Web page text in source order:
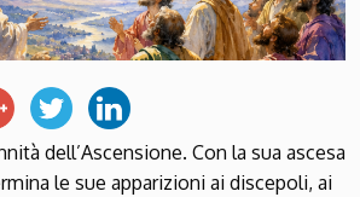
dell’Ascensione. Con la sua ascesa
le sue apparizioni ai discepoli, ai